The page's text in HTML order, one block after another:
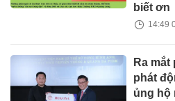
biết ơn
14:49
Ra mắt
phát
ủng hộ